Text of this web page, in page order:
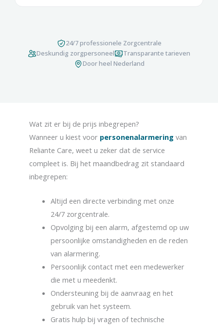
24/7 professionele Zorgcentrale
Deskundig zorgpersoneel
Transparante tarieven
Door heel Nederland
Wat zit er bij de prijs inbegrepen?
Wanneer u kiest voor personenalarmering van
Reliante Care, weet u zeker dat de service
compleet is. Bij het maandbedrag zit standaard
inbegrepen:
Altijd een directe verbinding met onze
24/7 zorgcentrale.
Opvolging bij een alarm, afgestemd op uw
persoonlijke omstandigheden en de reden
van alarmering.
Persoonlijk contact met een medewerker
die met u meedenkt.
Ondersteuning bij de aanvraag en het
gebruik van het systeem.
Gratis hulp bij vragen of technische